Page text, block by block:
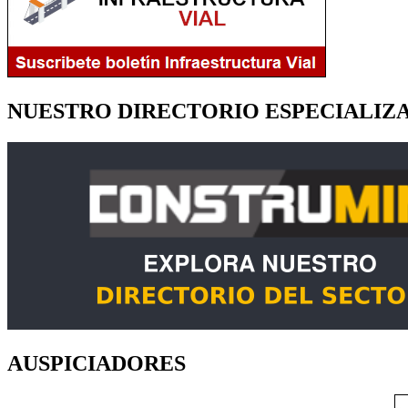
NUESTRO DIRECTORIO
AUSPICIADORES